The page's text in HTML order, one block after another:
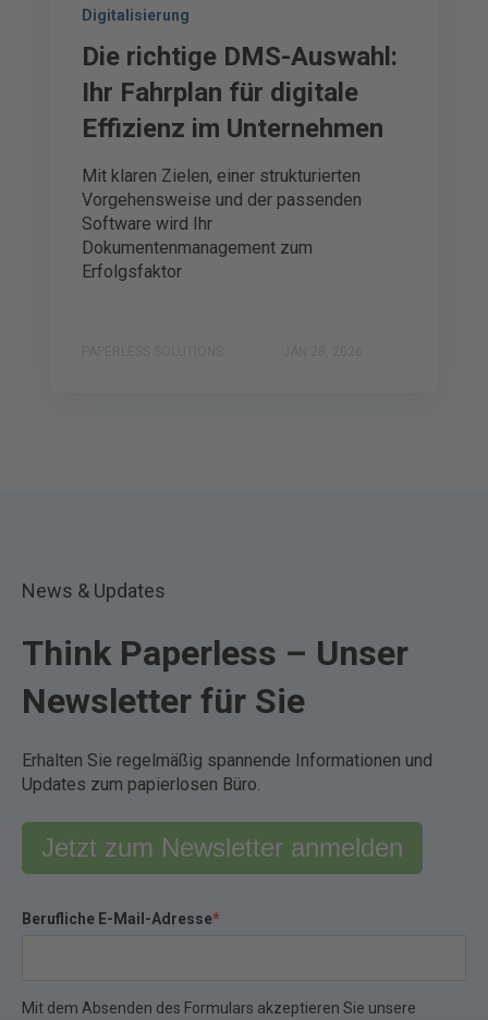
Digitalisierung
Die richtige DMS-Auswahl:
Ihr Fahrplan für digitale
Effizienz im Unternehmen
Mit klaren Zielen, einer strukturierten
Vorgehensweise und der passenden
Software wird Ihr
Dokumentenmanagement zum
Erfolgsfaktor
News & Updates
Think Paperless – Unser
Newsletter für Sie
Erhalten Sie regelmäßig spannende Informationen und
Updates zum papierlosen Büro.
Jetzt zum Newsletter anmelden
Berufliche E-Mail-Adresse*
Mit dem Absenden des Formulars akzeptieren Sie unsere